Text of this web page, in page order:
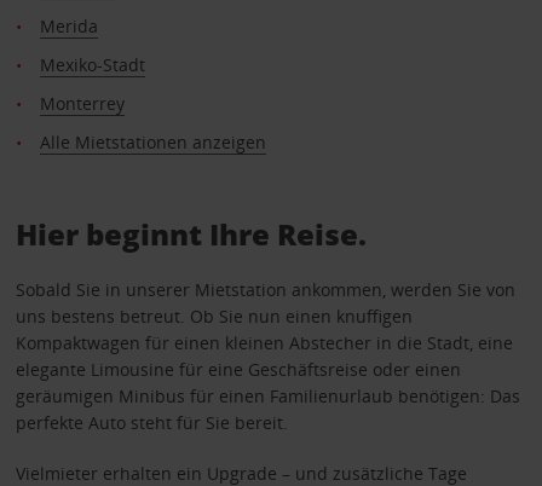
Merida
Mexiko-Stadt
Monterrey
Alle Mietstationen anzeigen
Hier beginnt Ihre Reise.
Sobald Sie in unserer Mietstation ankommen, werden Sie von
uns bestens betreut. Ob Sie nun einen knuffigen
Kompaktwagen für einen kleinen Abstecher in die Stadt, eine
elegante Limousine für eine Geschäftsreise oder einen
geräumigen Minibus für einen Familienurlaub benötigen: Das
perfekte Auto steht für Sie bereit.
Vielmieter erhalten ein Upgrade – und zusätzliche Tage